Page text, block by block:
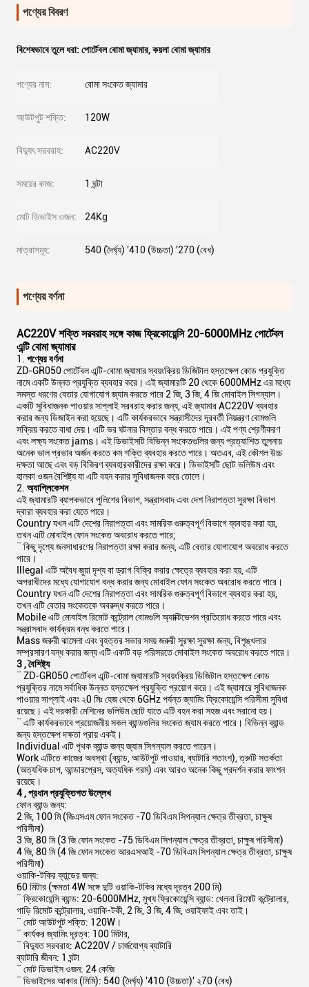
পণ্যের বিবরণ
বিশেষভাবে তুলে ধরা: পোর্টেবল বোমা জ্যামার,কয়লা বোমা জ্যামার
পণ্যের নাম: বোমা সংকেত জ্যামার
আউটপুট শক্তি: 120W
বিদ্যুৎ সরবরাহ: AC220V
সময়ের কাজ: 1 ঘন্টা
মোট ডিভাইস ওজন: 24Kg
মাত্রাসমূহ: 540 (দৈর্ঘ্য) '410 (উচ্চতা) '270 (বেধ)
পণ্যের বর্ণনা
AC220V শক্তি সরবরাহ সঙ্গে কাজ ফ্রিকোয়েন্সি 20-6000MHz পোর্টেবল
এন্টি বোমা জ্যামার
পণ্যের বর্ণনা
ZD-GR050 পোর্টেবল এন্টি-বোমা জ্যামার স্বয়ংক্রিয় ডিজিটাল হস্তক্ষেপ কোড প্রযুক্তি
নামে একটি উন্নত প্রযুক্তি ব্যবহার করে। এই জ্যামারটি 20 থেকে 6000MHz এর মধ্যে
সমস্ত ধরণের বেতার যোগাযোগ জ্যাম করতে পারে 2 জি, 3 জি, 4 জি মোবাইল সিগন্যাল।
একটি সুবিধাজনক পাওয়ার সাপ্লাই সরবরাহ করার জন্য, এই জ্যামার AC220V ব্যবহার
করার জন্য ডিজাইন করা হয়েছে। এটি কার্যকরভাবে সন্ত্রাসীদের দূরবর্তী নিয়ন্ত্রণ বোমগুলি
সক্রিয় করতে বাধা দেয়। এটি ভর ঘটনার বিস্তার বন্ধ করতে পারে। এই পণ্য শ্রেণীকরণ
এবং লক্ষ্য সংকেত jams। এই ডিভাইসটি বিভিন্ন সংকেতগুলির জন্য প্রত্যাশিত তুলনায়
অনেক ভাল প্রভাব অর্জন করতে কম শক্তি ব্যবহার করতে পারে। অতএব, এই কৌশল উচ্চ
দক্ষতা আছে এবং বড় বিকিরণ ব্যবহারকারীদের রক্ষা করে। ডিভাইসটি ছোট ভলিউম এবং
হালকা ওজন বৈশিষ্ট্য যা এটি বহন করার সুবিধাজনক করে তোলে।
2. অ্যাপ্লিকেশন
এই জ্যামারটি ব্যাপকভাবে পুলিশের বিভাগ, সন্ত্রাসবাদ এবং দেশ নিরাপত্তা সুরক্ষা বিভাগ
দ্বারা ব্যবহার করা যেতে পারে।
Country যখন এটি দেশের নিরাপত্তা এবং সামরিক গুরুত্বপূর্ণ বিভাগে ব্যবহার করা হয়,
তখন এটি মোবাইল ফোন সংকেত অবরোধ করতে পারে;
¨ কিছু দৃশ্যে জনসাধারণের নিরাপত্তা রক্ষা করার জন্য, এটি বেতার যোগাযোগ অবরোধ করতে
পারে।
Illegal এটি অবৈধ জুয়া দৃশ্য বা ড্রাগ বিক্রি করার ক্ষেত্রে ব্যবহার করা হয়, এটি
অপরাধীদের মধ্যে যোগাযোগ বন্ধ করার জন্য মোবাইল ফোন সংকেত অবরোধ করতে পারে।
Country যখন এটি দেশের নিরাপত্তা এবং সামরিক গুরুত্বপূর্ণ বিভাগে ব্যবহার করা হয়,
তখন এটি বেতার সংকেতকে অবরুদ্ধ করতে পারে।
Mobile এটি মোবাইল রিমোট কন্ট্রোল বোমগুলি অ্যাক্টিভেশন প্রতিরোধ করতে পারে এবং
সন্ত্রাসবাদ কার্যক্রম বন্ধ করতে পারে।
Mass জরুরী ঝামেলা এবং বৃহত্তর সভার সময় জরুরী সুরক্ষা সুরক্ষা জন্য, বিশৃঙ্খলার
সম্প্রসারণ বন্ধ করার জন্য এটি একটি বড় পরিসরতে মোবাইল সংকেত অবরোধ করতে পারে।
3, বৈশিষ্ট্য
¨ ZD-GR050 পোর্টেবল এন্টি-বোমা জ্যামারটি স্বয়ংক্রিয় ডিজিটাল হস্তক্ষেপ কোড
প্রযুক্তির নামে সর্বাধিক উন্নত হস্তক্ষেপ প্রযুক্তি প্রয়োগ করে। এই জ্যামারে সুবিধাজনক
পাওয়ার সাপ্লাই এবং ২0 মিঃ হেজ থেকে 6GHz পর্যন্ত জ্যামিং ফ্রিকোয়েন্সি পরিসীমা সুবিধা
রয়েছে। এই দরকারী মেশিনের ভলিউম ছোট যাতে এটি বহন করা সহজ এবং সরানো হয়।
¨ এটি কার্যকরভাবে প্রয়োজনীয় সকল ব্যান্ডগুলির সংকেত জ্যাম করতে পারে। বিভিন্ন ব্যান্ড
জন্য হস্তক্ষেপ দক্ষতা প্রায় একই।
Individual এটি পৃথক ব্যান্ড জন্য জ্যাম সিগন্যাল করতে পারেন।
Work এটিতে কাজের অবস্থা (ব্যান্ড, আউটপুট পাওয়ার, ব্যাটারি শতাংশ), ত্রুটি সতর্কতা
(অত্যধিক চাপ, আন্ডারপ্রেস, অত্যধিক গরম) এবং আরও অনেক কিছু প্রদর্শন করার ফাংশন
রয়েছে।
4,প্রধান প্রযুক্তিগত উল্লেখ
ফোন ব্যান্ড জন্য:
2 জি, 100 মি (জিএসএম ফোন সংকেত -70 ডিবিএম সিগন্যাল ক্ষেত্র তীব্রতা, চাক্ষুষ
পরিসীমা)
3 জি, 80 মি (3 জি ফোন সংকেত -75 ডিবিএম সিগন্যাল ক্ষেত্র তীব্রতা, চাক্ষুষ পরিসীমা)
4 জি, 80 মি (4 জি ফোন সংকেত আরএসআই -70 ডিবিএম সিগন্যাল ক্ষেত্র তীব্রতা, চাক্ষুষ
পরিসীমা)
ওয়াকি-টকির ব্যান্ডের জন্য:
60 মিটার (ক্ষমতা 4W সঙ্গে দুটি ওয়াকি-টকির মধ্যে দূরত্ব 200 মি)
¨ ফ্রিকোয়েন্সি ব্যান্ড: 20-6000MHz, মুখ্য ফ্রিকোয়েন্সি ব্যান্ড: খেলনা রিমোট কন্ট্রোলার,
গাড়ি রিমোট কন্ট্রোলার, ওয়াকি-টকী, 2 জি, 3 জি, 4 জি, ওয়াইফাই এবং তাই।
¨ মোট আউটপুট শক্তি: 120W।
¨ কার্যকর জ্যামিং দূরত্ব: 100 মিটার,
¨ বিদ্যুত সরবরাহ: AC220V / চার্জযোগ্য ব্যাটারি
ব্যাটারি জীবন: 1 ঘন্টা
¨ মোট ডিভাইস ওজন: 24 কেজি
¨ ডিভাইসের আকার (মিমি): 540 (দৈর্ঘ্য) '410 (উচ্চতা)' ২70 (বেধ)